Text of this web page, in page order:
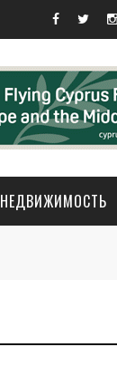
НЕДВИЖИМОСТЬ